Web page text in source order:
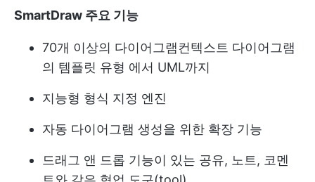
SmartDraw 주요 기능
70개 이상의 다이어그램컨텍스트 다이어그램
의 템플릿 유형 에서 UML까지
지능형 형식 지정 엔진
자동 다이어그램 생성을 위한 확장 기능
드래그 앤 드롭 기능이 있는 공유, 노트, 코멘